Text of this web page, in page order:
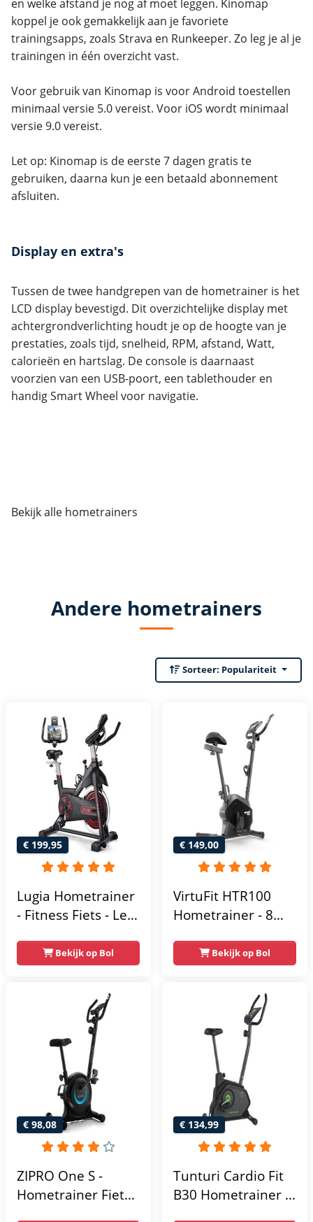
en welke afstand je nog af moet leggen. Kinomap
koppel je ook gemakkelijk aan je favoriete
trainingsapps, zoals Strava en Runkeeper. Zo leg je al je
trainingen in één overzicht vast.
Voor gebruik van Kinomap is voor Android toestellen
minimaal versie 5.0 vereist. Voor iOS wordt minimaal
versie 9.0 vereist.
Let op: Kinomap is de eerste 7 dagen gratis te
gebruiken, daarna kun je een betaald abonnement
afsluiten.
Display en extra's
Tussen de twee handgrepen van de hometrainer is het
LCD display bevestigd. Dit overzichtelijke display met
achtergrondverlichting houdt je op de hoogte van je
prestaties, zoals tijd, snelheid, RPM, afstand, Watt,
calorieën en hartslag. De console is daarnaast
voorzien van een USB-poort, een tablethouder en
handig Smart Wheel voor navigatie.
Bekijk alle hometrainers
Andere hometrainers
Sorteer: Populariteit
€ 199,95
Lugia Hometrainer
- Fitness Fiets - Led
Verstelbaar Zadel -
0-100% weerstand
Hartslagfunctie -
Max 130kg -
Extreem Stil
Bekijk op Bol
€ 149,00
VirtuFit HTR100
Hometrainer - 8
Weerstandniveau's
- Verstelbaar zadel
Tablethouder -
Max. 120 kg
Gebruikersgewicht
- Fitnessfiets
Bekijk op Bol
€ 98,08
ZIPRO One S -
Hometrainer Fiets -
€ 134,99
Tunturi Cardio Fit
B30 Hometrainer -